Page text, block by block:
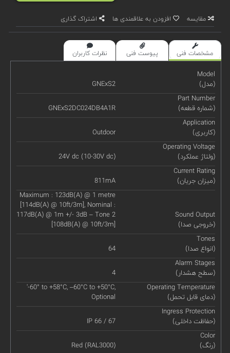
مقایسه افزودن به علاقمندی ها اشتراک گذاری
مشخصات فنی پیوست فنی نظرات کاربران
Model
(مدل)
GNExS2
Part Number
(شماره قطعه)
GNExS2DC024DB4A1R
Application
(کاربری)
Outdoor
Operating Voltage
(ولتاژ عملکرد)
24V dc (10-30V dc)
Current Rating
(میزان جریان)
811mA
Sound Output
(خروجی صدا)
Maximum : 123dB(A) @ 1 metre
[114dB(A) @ 10ft/3m], Nominal :
117dB(A) @ 1m +/- 3dB – Tone 2
[108dB(A) @ 10ft/3m]
Tones
(انواع صدا)
64
Alarm Stages
(سطح هشدار)
4
Operating Temperature
(دمای قابل تحمل)
'-60° to +58°C, –60°C to +50°C,
Optional
Ingress Protection
(حفاظت داخلی)
IP 66 / 67
Color
(رنگ)
Red (RAL3000)